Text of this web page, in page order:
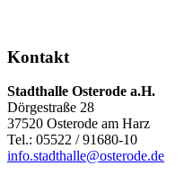
Kontakt
Stadthalle Osterode a.H.
Dörgestraße 28
37520 Osterode am Harz
Tel.: 05522 / 91680-10
info.stadthalle@osterode.de